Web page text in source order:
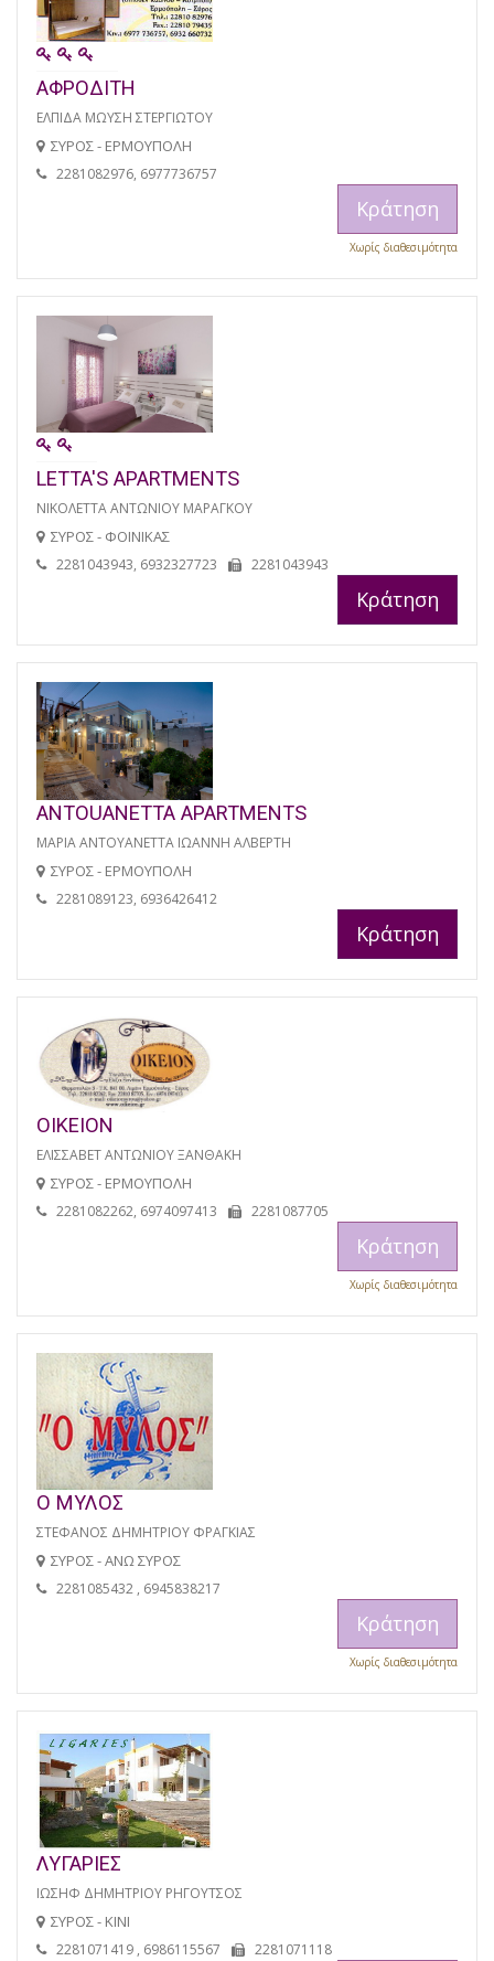
ΑΦΡΟΔΙΤΗ
ΕΛΠΙΔΑ ΜΩΥΣΗ ΣΤΕΡΓΙΩΤΟΥ
ΣΥΡΟΣ - ΕΡΜΟΥΠΟΛΗ
2281082976, 6977736757
Κράτηση
Χωρίς διαθεσιμότητα
LETTA'S APARTMENTS
ΝΙΚΟΛΕΤΤΑ ΑΝΤΩΝΙΟΥ ΜΑΡΑΓΚΟΥ
ΣΥΡΟΣ - ΦΟΙΝΙΚΑΣ
2281043943, 6932327723 2281043943
Κράτηση
ANTOUANETTA APARTMENTS
ΜΑΡΙΑ ΑΝΤΟΥΑΝΕΤΤΑ ΙΩΑΝΝΗ ΑΛΒΕΡΤΗ
ΣΥΡΟΣ - ΕΡΜΟΥΠΟΛΗ
2281089123, 6936426412
Κράτηση
ΟΙΚΕΙΟΝ
ΕΛΙΣΣΑΒΕΤ ΑΝΤΩΝΙΟΥ ΞΑΝΘΑΚΗ
ΣΥΡΟΣ - ΕΡΜΟΥΠΟΛΗ
2281082262, 6974097413 2281087705
Κράτηση
Χωρίς διαθεσιμότητα
Ο ΜΥΛΟΣ
ΣΤΕΦΑΝΟΣ ΔΗΜΗΤΡΙΟΥ ΦΡΑΓΚΙΑΣ
ΣΥΡΟΣ - ΑΝΩ ΣΥΡΟΣ
2281085432 , 6945838217
Κράτηση
Χωρίς διαθεσιμότητα
ΛΥΓΑΡΙΕΣ
ΙΩΣΗΦ ΔΗΜΗΤΡΙΟΥ ΡΗΓΟΥΤΣΟΣ
ΣΥΡΟΣ - ΚΙΝΙ
2281071419 , 6986115567 2281071118